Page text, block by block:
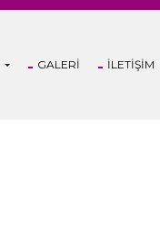
GALERI İLETIŞIM